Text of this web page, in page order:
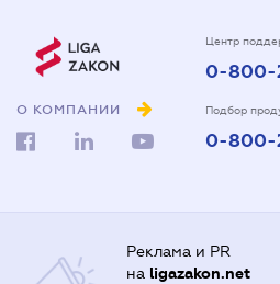
О КОМПАНИИ
Центр
0-800-
Подбор
0-800-
Реклама и PR
на ligazakon.net